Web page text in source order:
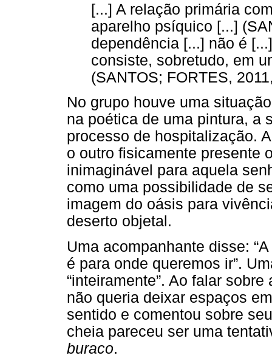
[...] A relação primária
aparelho psíquico [...]
dependência [...] não é
consiste, sobretudo, em
(SANTOS; FORTES,
No grupo houve uma
na poética de uma pintura, a
processo de hospitalização.
o outro fisicamente presente
inimaginável para aquela
como uma possibilidade de
imagem do oásis para
deserto objetal.
Uma acompanhante disse:
é para onde queremos ir”.
“inteiramente”. Ao falar
não queria deixar espaços
sentido e comentou sobre
cheia pareceu ser uma
buraco.